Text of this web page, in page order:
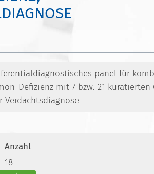
panel für
Defizienz mit 7 bzw. 21 kuratierten
Verdachtsdiagnose
Anzahl
18